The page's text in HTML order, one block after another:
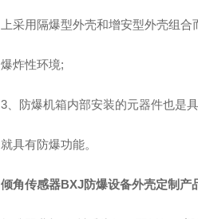
上采用隔爆型外壳和增安型外壳组
爆炸性环境;
3、防爆机箱内部安装的元器件也是
就具有防爆功能。
倾角传感器BXJ防爆设备外壳定制产